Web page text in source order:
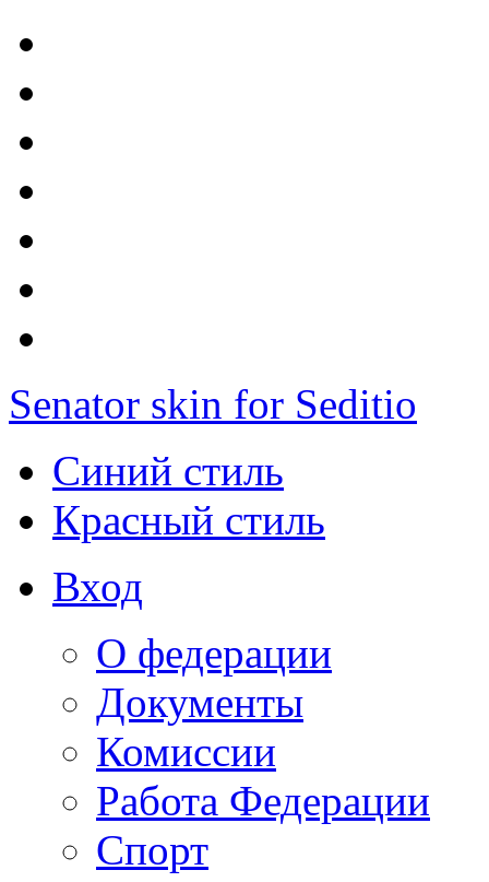
Senator skin for Seditio
Синий стиль
Красный стиль
Вход
О федерации
Документы
Комиссии
Работа Федерации
Спорт